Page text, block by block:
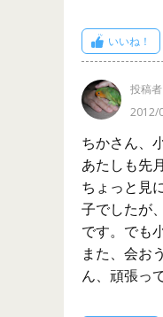
いいね！
投稿者
2012/
ちかさん、
あたしも先
ちょっと見
子でしたが
です。でも
また、会お
ん、頑張っ